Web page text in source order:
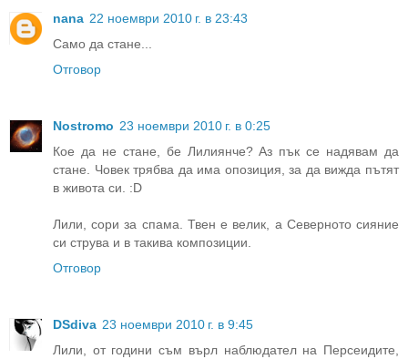
nana 22 ноември 2010 г. в 23:43
Само да стане...
Отговор
Nostromo 23 ноември 2010 г. в 0:25
Кое да не стане, бе Лилиянче? Аз пък се надявам да
стане. Човек трябва да има опозиция, за да вижда пътят
в живота си. :D
Лили, сори за спама. Твен е велик, а Северното сияние
си струва и в такива композиции.
Отговор
DSdiva 23 ноември 2010 г. в 9:45
Лили, от години съм върл наблюдател на Персеидите,